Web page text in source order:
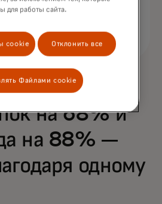
на 68% и
на 88% —
одному
для работы сайта.
cookie Отклонить все
Файлами cookie